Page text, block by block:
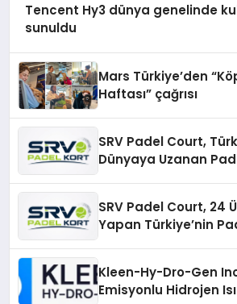
Tencent Hy3 dünya genelinde
sunuldu
Mars Türkiye’den
Haftası” çağrısı
SRV Padel Court,
Dünyaya Uzanan
SRV Padel Court, 24
Yapan Türkiye’nin
Kleen-Hy-Dro-Gen
Emisyonlu Hidrojen